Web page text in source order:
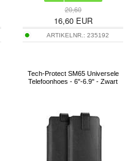
20,60
16,60EUR
ARTIKELNR.: 235192
Tech-Protect SM65 Universele
Telefoonhoes - 6"-6.9" - Zwart